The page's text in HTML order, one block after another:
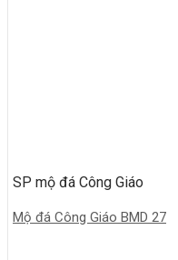
SP mộ đá Công Giáo
Mộ đá Công Giáo BMD 27